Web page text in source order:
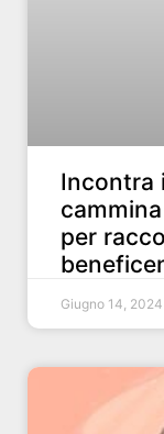
Incontra
per
Giugno 14, 2024